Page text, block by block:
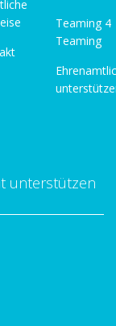
Teaming 4
Teaming
unterstützen